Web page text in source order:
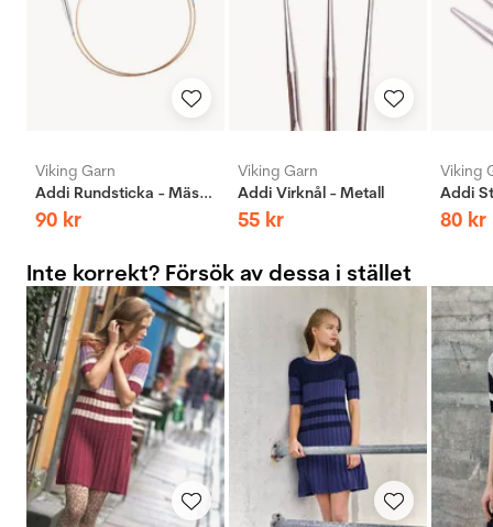
Viking Garn
Addi Rundsticka - Mässing
90 kr
Viking Garn
Addi Virknål - Metall
55 kr
Viking
80 kr
Inte korrekt? Försök av dessa i stället